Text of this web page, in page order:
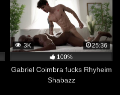
3K
25:36
100%
Gabriel Coimbra fucks Rhyheim
Shabazz